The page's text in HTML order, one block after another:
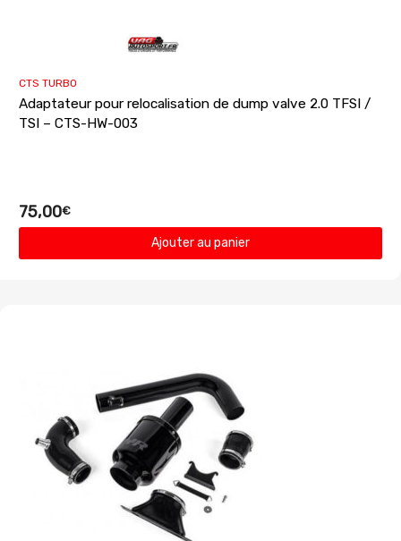
CTS TURBO
Adaptateur pour relocalisation de dump valve 2.0 TFSI /
TSI – CTS-HW-003
75,00€
Ajouter au panier